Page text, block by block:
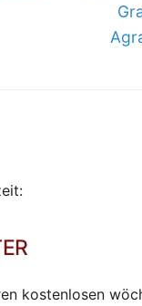
kostenlosen